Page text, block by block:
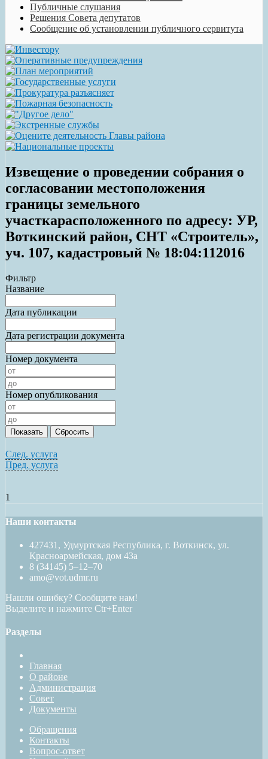
Публичные слушания
Решения Совета депутатов
Сообщение об установлении публичного сервитута
Извещение о проведении собрания о
согласовании местоположения
границы земельного
участкарасположенного по адресу: УР,
Воткинский район, СНТ «Строитель»,
уч. 107, кадастровый № 18:04:112016
Фильтр
Название
Дата публикации
Дата регистрации документа
Номер документа
Номер опубликования
След. услуга
Пред. услуга
1
Наши контакты
427431, Удмуртская Республика, г. Воткинск, ул.
Красноармейская, дом 43а
8 (34145) 5–12–70
amo@vot.udmr.ru
Нашли ошибку? Сообщите нам!
Выделите и нажмите Ctr+Enter
Разделы
Главная
О районе
Администрация
Совет
Документы
Обращения
Контакты
Вопрос-ответ